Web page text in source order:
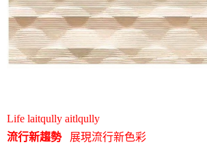
Life laitqully aitlqully
流行新趨勢展現流行新色彩